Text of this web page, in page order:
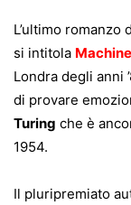
L’ultimo romanzo
si intitola
Londra degli anni
di provare
Turing che è
1954.
Il pluripremiato